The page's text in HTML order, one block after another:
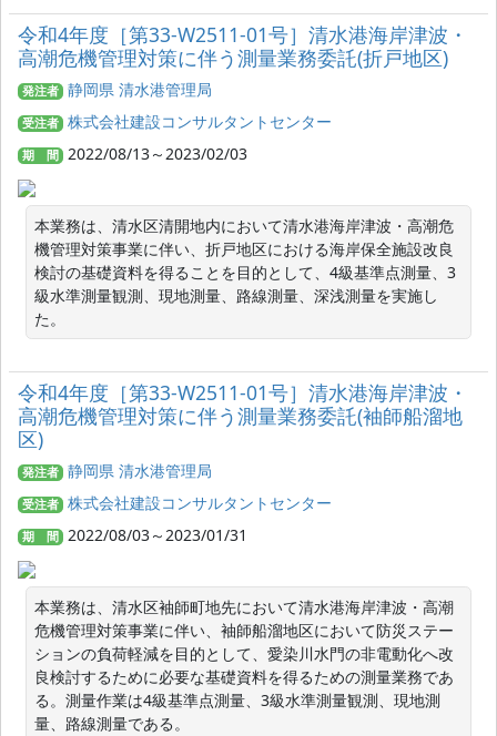
令和4年度［第33-W2511-01号］清水港海岸津波・
高潮危機管理対策に伴う測量業務委託(折戸地区)
発注者 静岡県 清水港管理局
受注者 株式会社建設コンサルタントセンター
期 間 2022/08/13～2023/02/03
本業務は、清水区清開地内において清水港海岸津波・高潮危
機管理対策事業に伴い、折戸地区における海岸保全施設改良
検討の基礎資料を得ることを目的として、4級基準点測量、3
級水準測量観測、現地測量、路線測量、深浅測量を実施し
た。
令和4年度［第33-W2511-01号］清水港海岸津波・
高潮危機管理対策に伴う測量業務委託(袖師船溜地
区)
発注者 静岡県 清水港管理局
受注者 株式会社建設コンサルタントセンター
期 間 2022/08/03～2023/01/31
本業務は、清水区袖師町地先において清水港海岸津波・高潮
危機管理対策事業に伴い、袖師船溜地区において防災ステー
ションの負荷軽減を目的として、愛染川水門の非電動化へ改
良検討するために必要な基礎資料を得るための測量業務であ
る。測量作業は4級基準点測量、3級水準測量観測、現地測
量、路線測量である。